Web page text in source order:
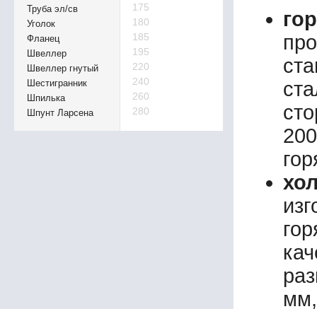
Труба эл/св
Уголок
Фланец
Швеллер
Швеллер гнутый
Шестигранник
Шпилька
Шпунт Ларсена
175
180
185
195
220
240
260
280